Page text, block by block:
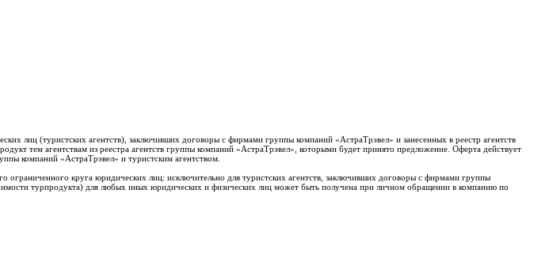
лиц (туристских агентств), заключивших договоры с фирмами группы компаний «АстраТрэвел» и занесенных в реестр агентств
тем агентствам из реестра агентств группы компаний «АстраТрэвел», которыми будет принято предложение. Оферта действует
компаний «АстраТрэвел» и туристским агентством.
круга юридических лиц: исключительно для туристских агентств, заключивших договоры с фирмами группы
турпродукта) для любых иных юридических и физических лиц может быть получена при личном обращении в компанию по